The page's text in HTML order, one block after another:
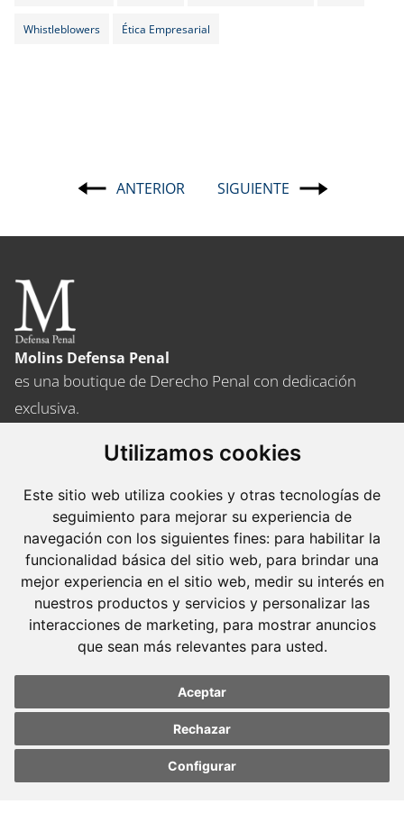
Utilizamos cookies
Este sitio web utiliza cookies y otras tecnologías de
seguimiento para mejorar su experiencia de
navegación con los siguientes fines: para habilitar la
funcionalidad básica del sitio web, para brindar una
mejor experiencia en el sitio web, medir su interés en
nuestros productos y servicios y personalizar las
interacciones de marketing, para mostrar anuncios
que sean más relevantes para usted.
Aceptar
Rechazar
Configurar
preferences
preferences
Whistleblowers Ética Empresarial
Navegación
ANTERIOR SIGUIENTE
Molins Defensa Penal
es una boutique de Derecho Penal con dedicación
exclusiva.
08008 Barcelona
Tel. +34 934 152 244
Fax. +34 934 160 693
Madrid
José Abascal, 56 Planta 6
28003 Madrid
Tel. +34 913 103 008